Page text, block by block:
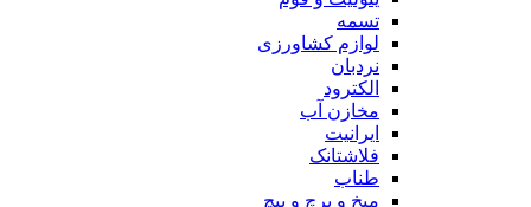
تسمه
لوازم کشاورزی
نردبان
الکترود
مخازن آب
ایرانیت
فلاشتانک
طناب
میخ و پرچ و پیچ